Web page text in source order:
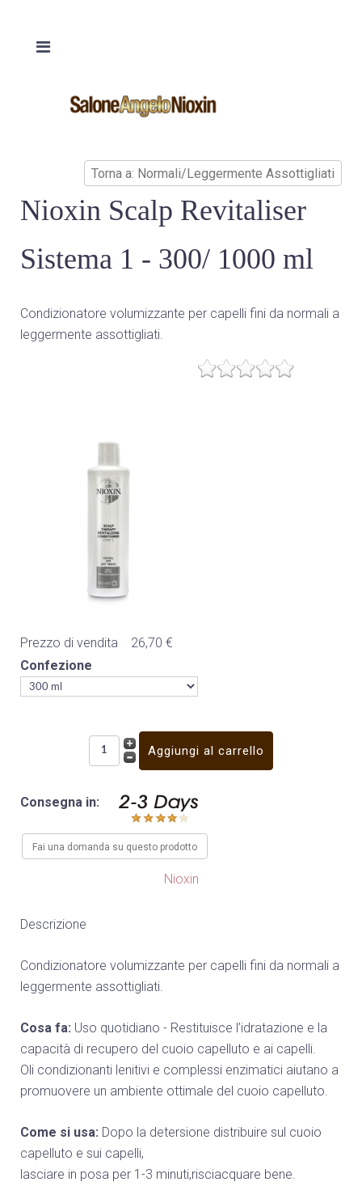
Torna a: Normali/Leggermente Assottigliati
Nioxin Scalp Revitaliser
Sistema 1 - 300/ 1000 ml
Condizionatore volumizzante per capelli fini da normali a
leggermente assottigliati.
Prezzo di vendita
26,70 €
Confezione
Consegna in:
Fai una domanda su questo prodotto
Nioxin
Descrizione
Condizionatore volumizzante per capelli fini da normali a
leggermente assottigliati.
Cosa fa: Uso quotidiano - Restituisce l’idratazione e la
capacità di recupero del cuoio capelluto e ai capelli.
Oli condizionanti lenitivi e complessi enzimatici aiutano a
promuovere un ambiente ottimale del cuoio capelluto.
Come si usa: Dopo la detersione distribuire sul cuoio
capelluto e sui capelli,
lasciare in posa per 1-3 minuti,risciacquare bene.